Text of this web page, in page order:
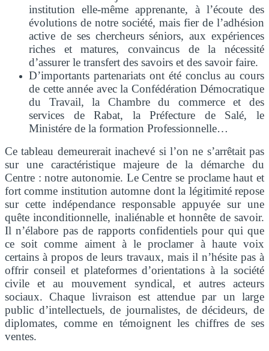
institution elle-même apprenante, à l’écoute des
évolutions de notre société, mais fier de l’adhésion
active de ses chercheurs séniors, aux expériences
riches et matures, convaincus de la nécessité
d’assurer le transfert des savoirs et des savoir faire.
D’importants partenariats ont été conclus au cours
de cette année avec la Confédération Démocratique
du Travail, la Chambre du commerce et des
services de Rabat, la Préfecture de Salé, le
Ministére de la formation Professionnelle…
Ce tableau demeurerait inachevé si l’on ne s’arrêtait pas
sur une caractéristique majeure de la démarche du
Centre : notre autonomie. Le Centre se proclame haut et
fort comme institution automne dont la légitimité repose
sur cette indépendance responsable appuyée sur une
quête inconditionnelle, inaliénable et honnête de savoir.
Il n’élabore pas de rapports confidentiels pour qui que
ce soit comme aiment à le proclamer à haute voix
certains à propos de leurs travaux, mais il n’hésite pas à
offrir conseil et plateformes d’orientations à la société
civile et au mouvement syndical, et autres acteurs
sociaux. Chaque livraison est attendue par un large
public d’intellectuels, de journalistes, de décideurs, de
diplomates, comme en témoignent les chiffres de ses
ventes.